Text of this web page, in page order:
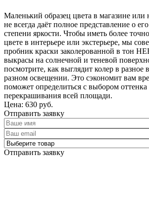
Маленький образец цвета в магазине или
не всегда даёт полное представление о
степени яркости. Чтобы иметь более
цвете в интерьере или экстерьере, мы
пробник краски заколерованной в тон
выкрасы на солнечной и теневой
посмотрите, как выглядит колер в разное
разном освещении. Это сэкономит вам
поможет определиться с выбором оттенка
перекрашивания всей площади.
Цена: 630 руб.
Отправить заявку
Отправить заявку